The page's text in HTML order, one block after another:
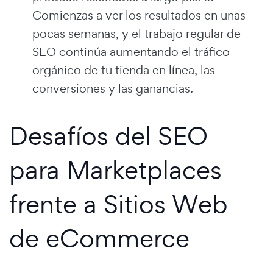
Comienzas a ver los resultados en unas
pocas semanas, y el trabajo regular de
SEO continúa aumentando el tráfico
orgánico de tu tienda en línea, las
conversiones y las ganancias.
Desafíos del SEO
para Marketplaces
frente a Sitios Web
de eCommerce